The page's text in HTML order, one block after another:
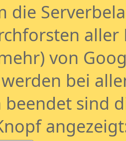
die
aller
von
bei
beendet sind